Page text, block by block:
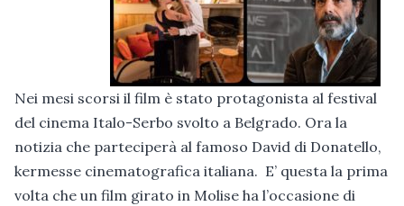
Nei mesi scorsi il film è stato protagonista al festival
del cinema Italo-Serbo svolto a Belgrado. Ora la
notizia che parteciperà al famoso David di Donatello,
kermesse cinematografica italiana. E’ questa la prima
volta che un film girato in Molise ha l’occasione di